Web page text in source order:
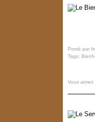
Posté par
Tags:
Vous aimez